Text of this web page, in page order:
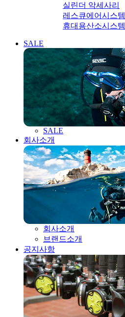
실린더 악세사리
레스큐에어시스템
휴대용산소시스템
SALE
SALE
회사소개
회사소개
브랜드소개
공지사항